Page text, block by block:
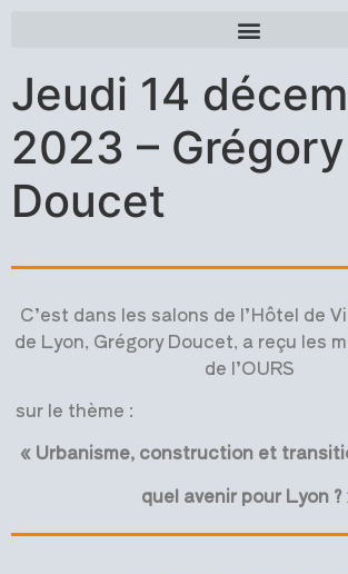
Jeudi 14
2023 – Grégory
Doucet
C’est dans les salons de l’Hôtel de
de Lyon, Grégory Doucet, a reçu les
de l’OURS
sur le thème :
« Urbanisme, construction et
quel avenir pour Lyon ?